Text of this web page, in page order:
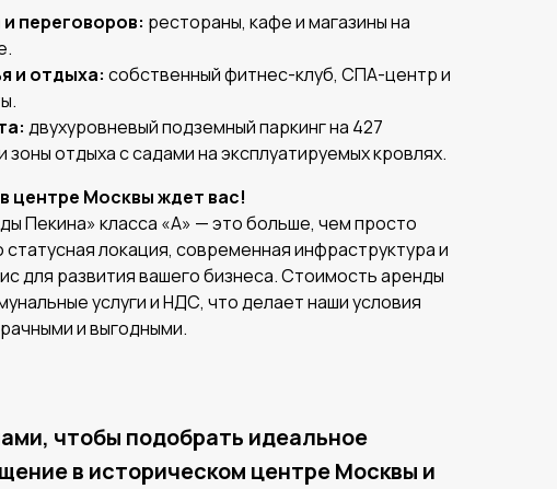
переговоров: рестораны, кафе и магазины на
и отдыха: собственный фитнес-клуб, СПА-центр и
двухуровневый подземный паркинг на 427
отдыха с садами на эксплуатируемых кровлях.
центре Москвы ждет вас!
Пекина» класса «А» — это больше, чем просто
локация, современная инфраструктура и
для развития вашего бизнеса. Стоимость аренды
услуги и НДС, что делает наши условия
и выгодными.
чтобы подобрать идеальное
в историческом центре Москвы и